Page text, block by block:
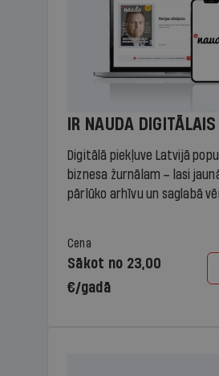
IR NAUDA DIGITĀLAIS
Digitālā piekļuve Latvijā
biznesa žurnālam – lasi
pārlūko arhīvu un saglabā
Cena
Sākot no 23,00
€/gadā